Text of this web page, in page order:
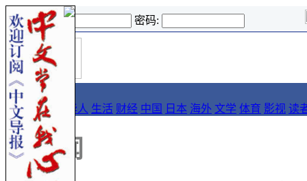
登录名: 密码:
首
页
导报
要闻 论坛 华人 生活 财经 中国 日本 海外 文学 体育 影视 读
:: 新闻